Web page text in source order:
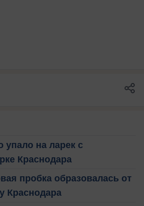
упало на ларек с
Краснодара
пробка образовалась от
Краснодара